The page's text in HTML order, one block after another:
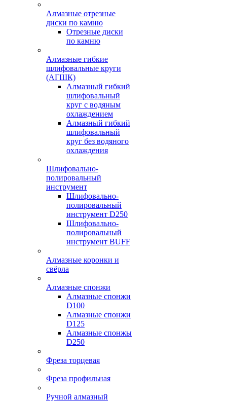
Алмазные отрезные
диски по камню
Отрезные диски
по камню
Алмазные гибкие
шлифовальные круги
(АГШК)
Алмазный гибкий
шлифовальный
круг с водяным
охлаждением
Алмазный гибкий
шлифовальный
круг без водяного
охлаждения
Шлифовально-
полировальный
инструмент
Шлифовально-
полировальный
инструмент D250
Шлифовально-
полировальный
инструмент BUFF
Алмазные коронки и
свёрла
Алмазные спонжи
Алмазные спонжи
D100
Алмазные спонжи
D125
Алмазные спонжы
D250
Фреза торцевая
Фреза профильная
Ручной алмазный